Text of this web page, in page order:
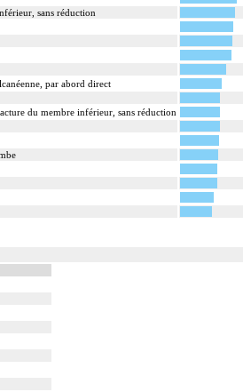
sans réduction
par abord direct
du membre inférieur, sans réduction